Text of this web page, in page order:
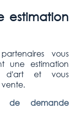
estimation
vous
une estimation
et vous
de demande